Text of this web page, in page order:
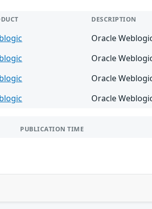
DESCRIPTION
Oracle
Oracle
Oracle
Oracle
PUBLICATION TIME